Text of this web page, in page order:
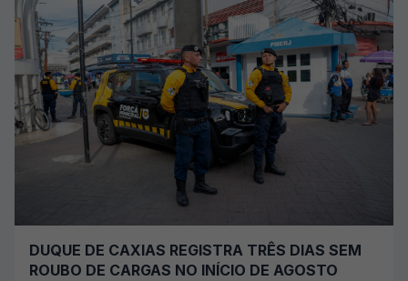
DUQUE DE CAXIAS REGISTRA TRÊS DIAS SEM
ROUBO DE CARGAS NO INÍCIO DE AGOSTO